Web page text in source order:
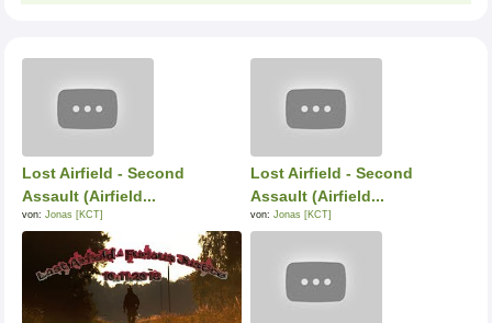
Lost Airfield - Second
Assault (Airfield...
von: Jonas [KCT]
Lost Airfield - Second
Assault (Airfield...
von: Jonas [KCT]